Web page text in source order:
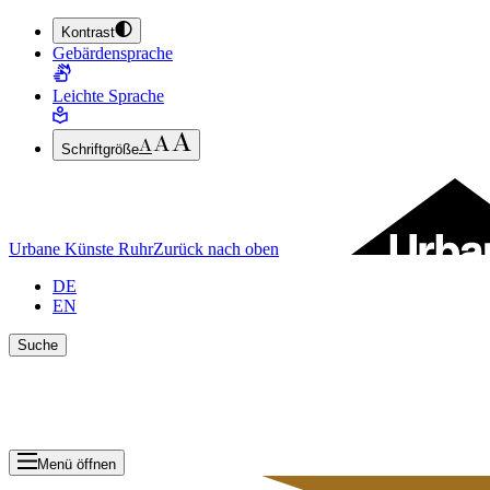
ZUM HAUPTINHALT SPRINGEN (ENTER DRÜCKEN)
ZUM FUSSBEREICH SPRINGEN (ENTER DRÜCKEN)
Kontrast
Gebärdensprache
Leichte Sprache
Schriftgröße
Urbane Künste RuhrZurück nach oben
DE
EN
Suche
Menü öffnen